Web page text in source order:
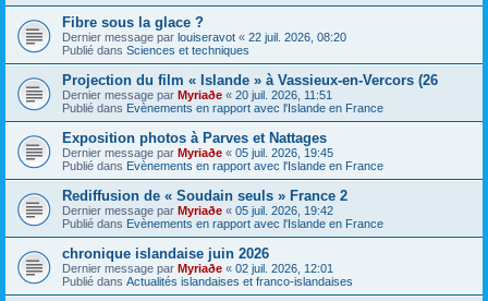
Fibre sous la glace ?
Dernier message par louiseravot « 22 juil. 2026, 08:20
Publié dans Sciences et techniques
Projection du film « Islande » à Vassieux-en-Vercors (26
Dernier message par Myriaðe « 20 juil. 2026, 11:51
Publié dans Evènements en rapport avec l'Islande en France
Exposition photos à Parves et Nattages
Dernier message par Myriaðe « 05 juil. 2026, 19:45
Publié dans Evènements en rapport avec l'Islande en France
Rediffusion de « Soudain seuls » France 2
Dernier message par Myriaðe « 05 juil. 2026, 19:42
Publié dans Evènements en rapport avec l'Islande en France
chronique islandaise juin 2026
Dernier message par Myriaðe « 02 juil. 2026, 12:01
Publié dans Actualités islandaises et franco-islandaises